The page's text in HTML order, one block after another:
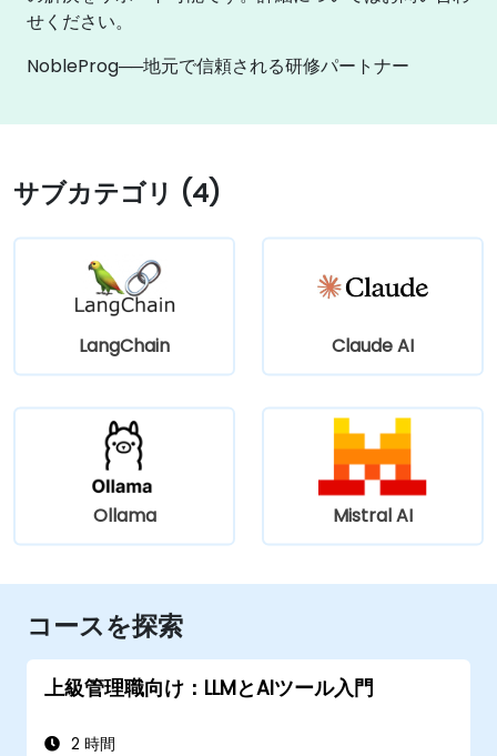
せください。
NobleProg──地元で信頼される研修パートナー
サブカテゴリ (4)
LangChain Claude AI
Ollama Mistral AI
コースを探索
上級管理職向け：LLMとAIツール入門
2 時間